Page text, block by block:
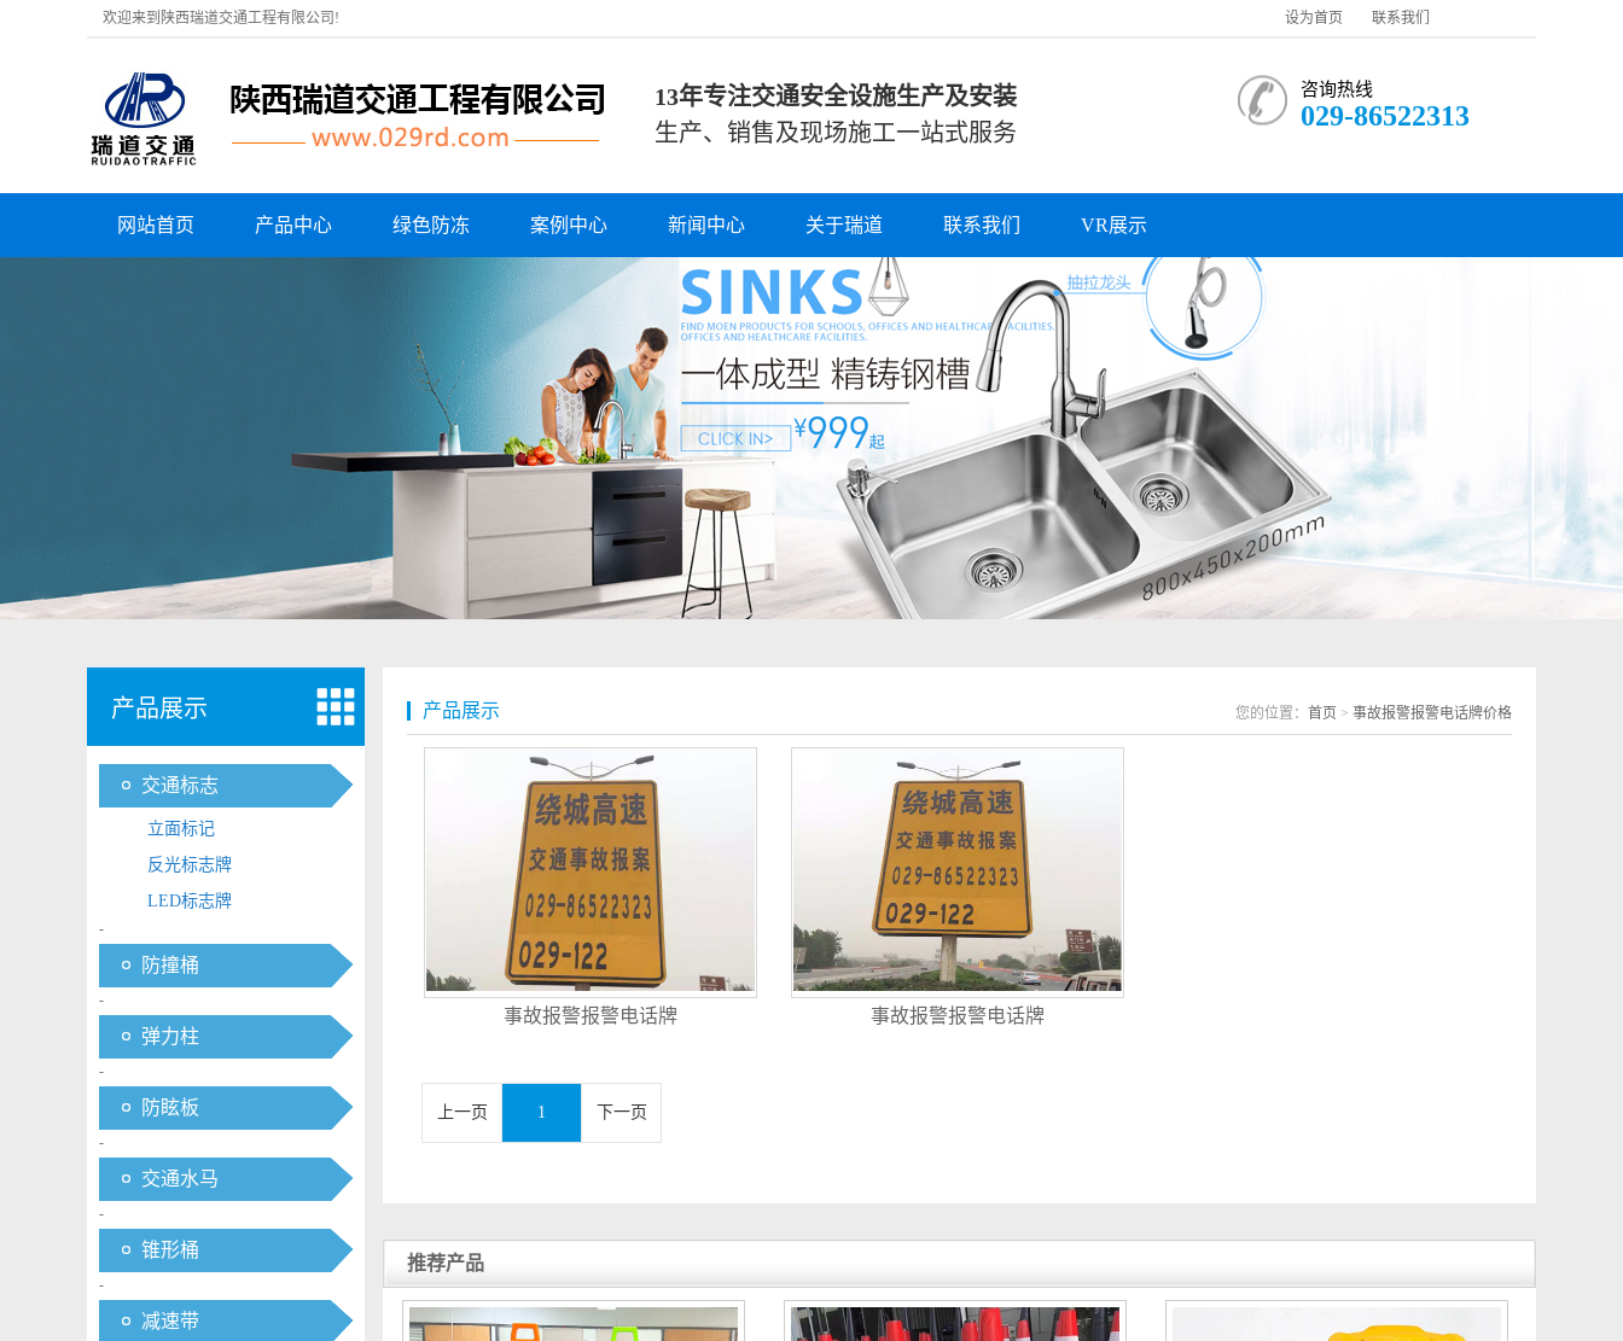
欢迎来到陕西瑞道交通工程有限公司! 设为首页 联系我们
13年专注交通安全设施生产及安装
生产、销售及现场施工一站式服务
咨询热线
029-86522313
网站首页 产品中心 绿色防冻 案例中心 新闻中心 关于瑞道 联系我们 VR展示
产品展示
交通标志
立面标记
反光标志牌
LED标志牌
-
防撞桶
-
弹力柱
-
防眩板
-
交通水马
-
锥形桶
-
减速带
产品展示 您的位置： 首页 > 事故报警报警电话牌价格
事故报警报警电话牌 事故报警报警电话牌
上一页 1 下一页
推荐产品